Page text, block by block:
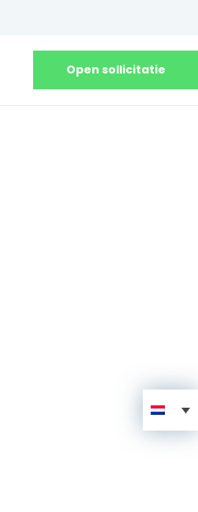
Open sollicitatie